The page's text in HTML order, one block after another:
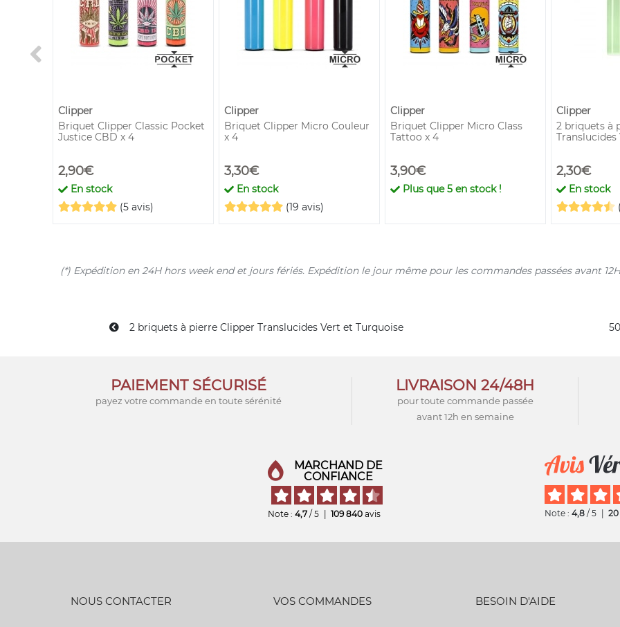
Clipper
Briquet Clipper Classic Pocket
Justice CBD x 4
2,90€
En stock
(5 avis)
Clipper
Briquet Clipper Micro Couleur
x 4
3,30€
En stock
(19 avis)
Clipper
Briquet Clipper Micro Class
Tattoo x 4
3,90€
Plus que5en stock !
Clipper
2 briquets à
2,30€
En stock
(*) Expédition en 24H hors week end et jours fériés. Expédition le jour même pour les commandes passées avant
2 briquets à pierre Clipper Translucides Vert et Turquoise
PAIEMENT SÉCURISÉ
payez votre commande en toute sérénité
LIVRAISON 24/48H
pour toute commande passée
avant 12h en semaine
MARCHAND DE
CONFIANCE
Note : 4,7 / 5 109 840 avis Note : 4,8 / 5 20
NOUS CONTACTER VOS COMMANDES BESOIN D'AIDE